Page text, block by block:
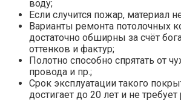
воду;
Если случится пожар, материал
Варианты ремонта потолочных
достаточно обширны за счёт
оттенков и фактур;
Полотно способно спрятать от
провода и пр.;
Срок эксплуатации такого
достигает до 20 лет и не требует